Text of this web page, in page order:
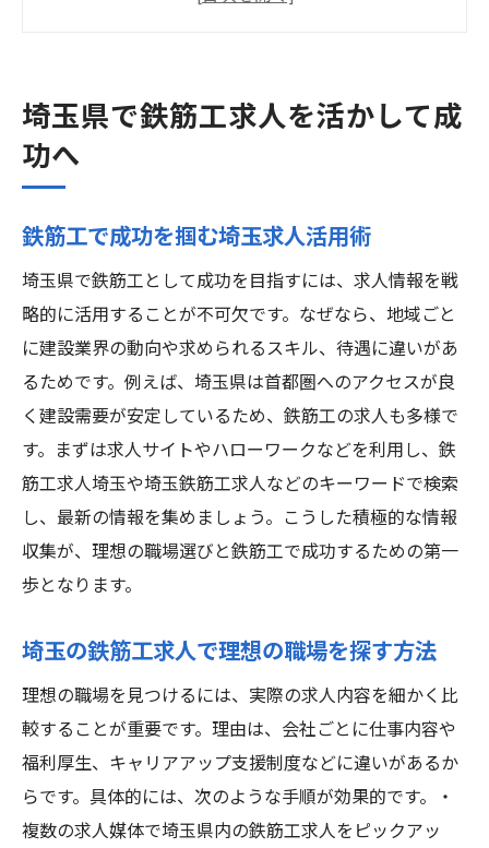
鉄筋工で成功するための転職ポイント
鉄筋工で成功への転職ポイント徹底解説
鉄筋工で成功を目指す転職準備の流れ
未経験から始める埼玉の鉄筋工キャリア
未経験から鉄筋工で成功する第一歩とは
鉄筋工求人で未経験からキャリア形成
未経験者が鉄筋工で成功するための準備
埼玉で鉄筋工を始める未経験者の心得
鉄筋工求人を活かした未経験からの成長術
安定収入を目指す鉄筋工求人の選び方
鉄筋工で成功し安定収入を得る求人の特徴
鉄筋工求人選びで安定収入を実現する方法
鉄筋工で成功するための給与・賞与重視転
職
鉄筋工求人で安定収入を得るための条件
待遇や福利厚生重視の鉄筋工探し術
埼玉県で鉄筋工求人を活かして成
功へ
鉄筋工で成功を掴む埼玉求人活用術
埼玉県で鉄筋工として成功を目指すには、求人情報を戦
略的に活用することが不可欠です。なぜなら、地域ごと
に建設業界の動向や求められるスキル、待遇に違いがあ
るためです。例えば、埼玉県は首都圏へのアクセスが良
く建設需要が安定しているため、鉄筋工の求人も多様で
す。まずは求人サイトやハローワークなどを利用し、鉄
筋工求人埼玉や埼玉鉄筋工求人などのキーワードで検索
し、最新の情報を集めましょう。こうした積極的な情報
収集が、理想の職場選びと鉄筋工で成功するための第一
歩となります。
埼玉の鉄筋工求人で理想の職場を探す方法
理想の職場を見つけるには、実際の求人内容を細かく比
較することが重要です。理由は、会社ごとに仕事内容や
福利厚生、キャリアアップ支援制度などに違いがあるか
らです。具体的には、次のような手順が効果的です。・
複数の求人媒体で埼玉県内の鉄筋工求人をピックアッ